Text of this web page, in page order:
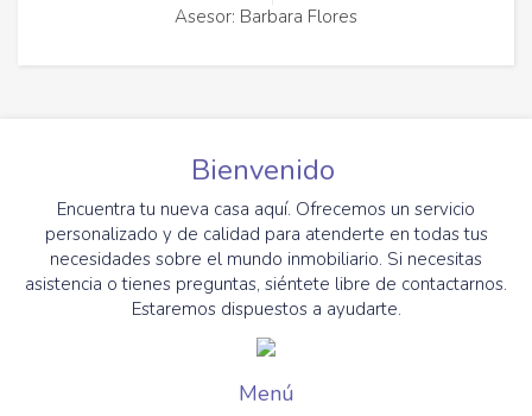
Asesor: Barbara Flores
Bienvenido
Encuentra tu nueva casa aquí. Ofrecemos un servicio
personalizado y de calidad para atenderte en todas tus
necesidades sobre el mundo inmobiliario. Si necesitas
asistencia o tienes preguntas, siéntete libre de contactarnos.
Estaremos dispuestos a ayudarte.
Menú